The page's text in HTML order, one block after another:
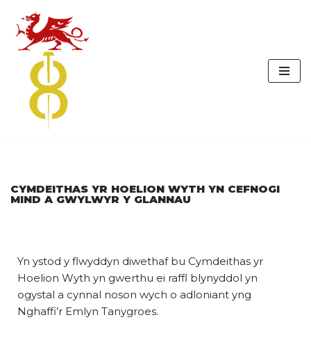
Skip
to
content
CYMDEITHAS YR HOELION WYTH YN CEFNOGI
MIND A GWYLWYR Y GLANNAU
Yn ystod y flwyddyn diwethaf bu Cymdeithas yr
Hoelion Wyth yn gwerthu ei raffl blynyddol yn
ogystal a cynnal noson wych o adloniant yng
Nghaffi’r Emlyn Tanygroes.